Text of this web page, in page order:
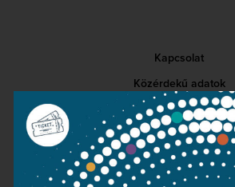
Kapcsolat
Közérdekű adatok
Sajtószoba
Adatvédelem
Impresszum